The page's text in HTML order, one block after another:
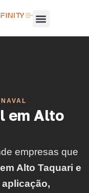
em Alto
empresas que
Alto Taquari e
aplicação,